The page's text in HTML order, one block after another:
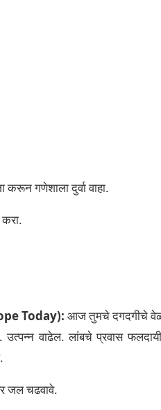
गणेशाला दुर्वा वाहा.
Today): आज तुमचे दगदगीचे
उत्पन्न वाढेल. लांबचे प्रवास
जल चढवावे.